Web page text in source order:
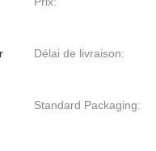
Délai de livraison:
Standard Packaging: